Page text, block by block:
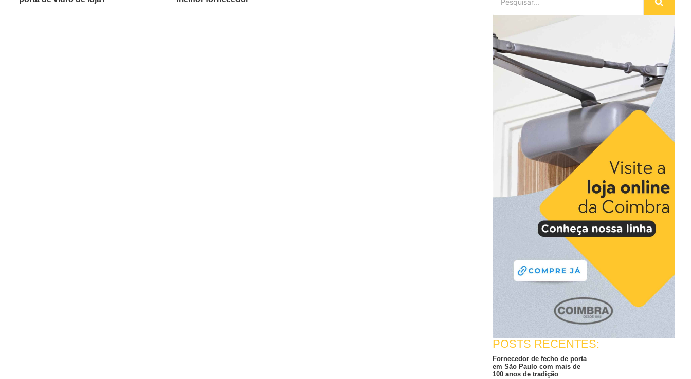
POSTS RECENTES:
Fornecedor de fecho de porta
em São Paulo com mais de
100 anos de tradição